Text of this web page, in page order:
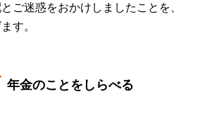
ご迷惑をおかけしましたことを、
す。
年金のことをしらべる